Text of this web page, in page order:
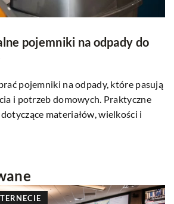
pojemniki na odpady do
pojemniki na odpady, które pasują
i potrzeb domowych. Praktyczne
materiałów, wielkości i